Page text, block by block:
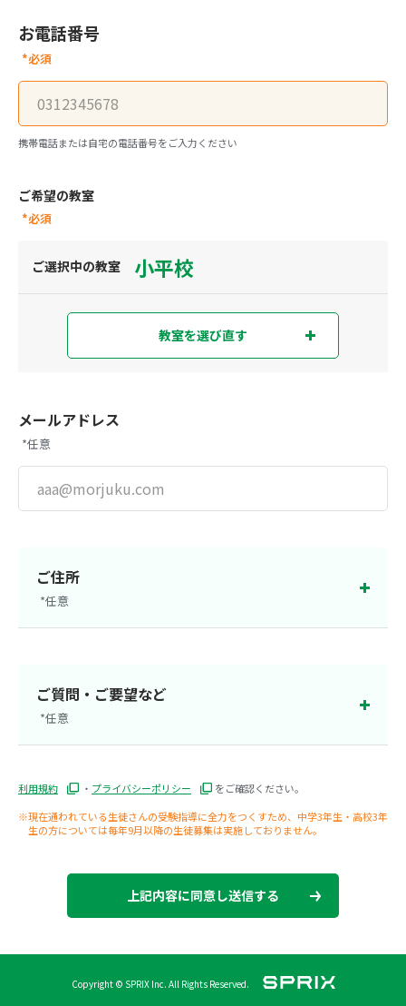
お電話番号
*必須
携帯電話または自宅の電話番号をご入力ください
ご希望の教室
*必須
ご選択中の教室 小平校
教室を選び直す
現在地から探す
都道府県から探す
東京都
教室を選び直す
メールアドレス
*任意
ご住所
*任意
ご質問・ご要望など
*任意
利用規約 ・ プライバシーポリシー
をご確認ください。
※現在通われている生徒さんの受験指導に全力をつくすため、中学3年生・高校3年
生の方については毎年9月以降の生徒募集は実施しておりません。
上記内容に同意し送信する
Copyright © SPRIX Inc. All Rights Reserved.